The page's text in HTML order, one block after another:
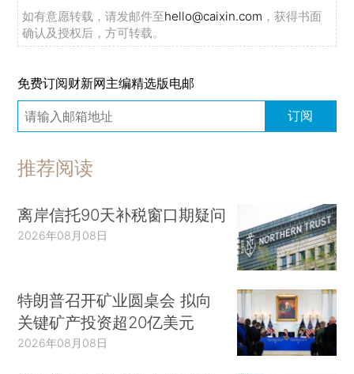
如有意愿转载，请发邮件至hello@caixin.com ，获得书面
确认及授权后，方可转载。
免费订阅财新网主编精选版电邮
订阅
推荐阅读
离岸信托90天补税窗口期疑问
2026年08月08日
特朗普召开矿业圆桌会 拟向
关键矿产投资超20亿美元
2026年08月08日